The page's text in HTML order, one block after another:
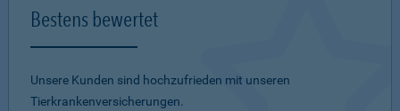
Bestens bewertet
Unsere Kunden sind hochzufrieden mit unseren
Tierkrankenversicherungen.